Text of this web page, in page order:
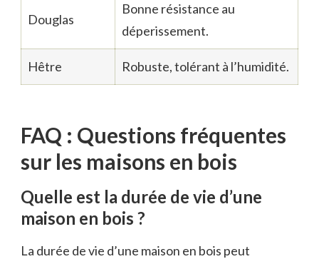
Douglas
Bonne résistance au
déperissement.
Hêtre Robuste, tolérant à l’humidité.
FAQ : Questions fréquentes
sur les maisons en bois
Quelle est la durée de vie d’une
maison en bois ?
La durée de vie d’une maison en bois peut